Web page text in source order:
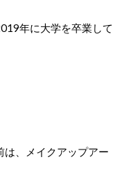
年に大学を卒業して
は、メイクアップアー